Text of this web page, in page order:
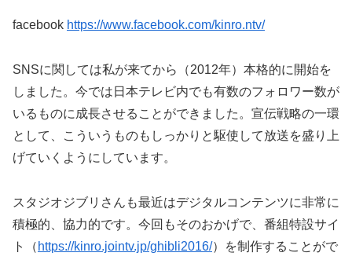
facebook https://www.facebook.com/kinro.ntv/
SNSに関しては私が来てから（2012年）本格的に開始を
しました。今では日本テレビ内でも有数のフォロワー数が
いるものに成長させることができました。宣伝戦略の一環
として、こういうものもしっかりと駆使して放送を盛り上
げていくようにしています。
スタジオジブリさんも最近はデジタルコンテンツに非常に
積極的、協力的です。今回もそのおかげで、番組特設サイ
ト（ https://kinro.jointv.jp/ghibli2016/）を制作することがで